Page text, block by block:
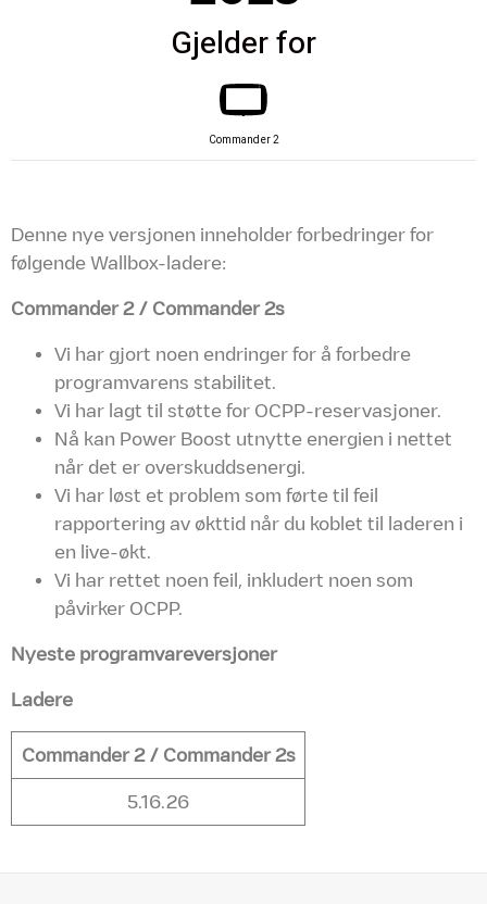
Gjelder for
Commander 2
Denne nye versjonen inneholder forbedringer for
følgende Wallbox-ladere:
Commander 2 / Commander 2s
Vi har gjort noen endringer for å forbedre
programvarens stabilitet.
Vi har lagt til støtte for OCPP-reservasjoner.
Nå kan Power Boost utnytte energien i nettet
når det er overskuddsenergi.
Vi har løst et problem som førte til feil
rapportering av økttid når du koblet til laderen i
en live-økt.
Vi har rettet noen feil, inkludert noen som
påvirker OCPP.
Nyeste programvareversjoner
Ladere
Commander 2 / Commander 2s
5.16.26